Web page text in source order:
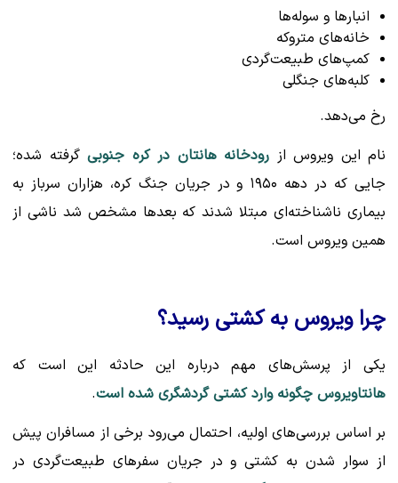
انبارها و سوله‌ها
خانه‌های متروکه
کمپ‌های طبیعت‌گردی
کلبه‌های جنگلی
رخ می‌دهد.
نام این ویروس از رودخانه هانتان در کره جنوبی گرفته شده؛
جایی که در دهه ۱۹۵۰ و در جریان جنگ کره، هزاران سرباز به
بیماری ناشناخته‌ای مبتلا شدند که بعدها مشخص شد ناشی از
همین ویروس است.
چرا ویروس به کشتی رسید؟
یکی از پرسش‌های مهم درباره این حادثه این است که
هانتاویروس چگونه وارد کشتی گردشگری شده است.
بر اساس بررسی‌های اولیه، احتمال می‌رود برخی از مسافران پیش
از سوار شدن به کشتی و در جریان سفرهای طبیعت‌گردی در